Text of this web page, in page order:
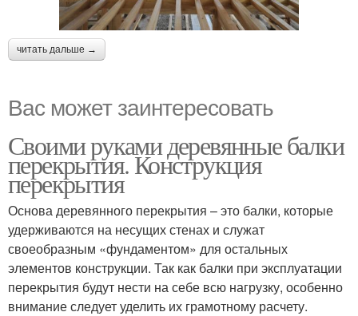
читать дальше →
Вас может заинтересовать
Своими руками деревянные балки
перекрытия. Конструкция
перекрытия
Основа деревянного перекрытия – это балки, которые
удерживаются на несущих стенах и служат
своеобразным «фундаментом» для остальных
элементов конструкции. Так как балки при эксплуатации
перекрытия будут нести на себе всю нагрузку, особенно
внимание следует уделить их грамотному расчету.